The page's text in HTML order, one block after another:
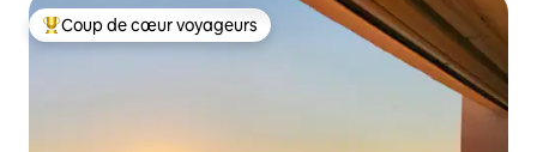
Coups de cœur voyageurs les plus appréciés
Coup de cœur voyageurs